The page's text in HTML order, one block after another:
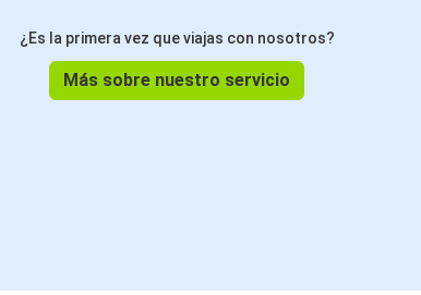
¿Es la primera vez que viajas con nosotros?
Más sobre nuestro servicio